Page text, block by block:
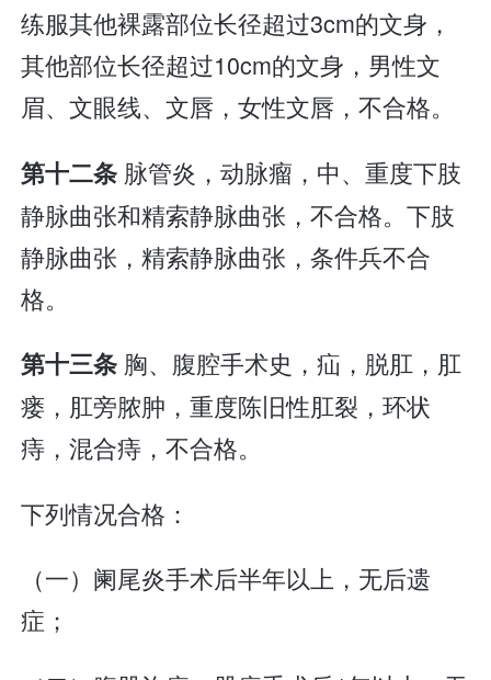
练服其他裸露部位长径超过3cm的文身，
其他部位长径超过10cm的文身，男性文
眉、文眼线、文唇，女性文唇，不合格。
第十二条 脉管炎，动脉瘤，中、重度下肢
静脉曲张和精索静脉曲张，不合格。下肢
静脉曲张，精索静脉曲张，条件兵不合
格。
第十三条 胸、腹腔手术史，疝，脱肛，肛
瘘，肛旁脓肿，重度陈旧性肛裂，环状
痔，混合痔，不合格。
下列情况合格：
（一）阑尾炎手术后半年以上，无后遗
症；